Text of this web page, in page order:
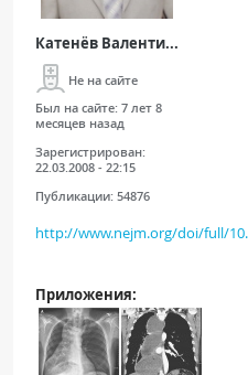
Катенёв Валенти...
Не на сайте
Был на сайте: 7 лет 8
месяцев назад
Зарегистрирован:
22.03.2008 - 22:15
Публикации: 54876
http://www.nejm.org/doi/full/
Приложения: